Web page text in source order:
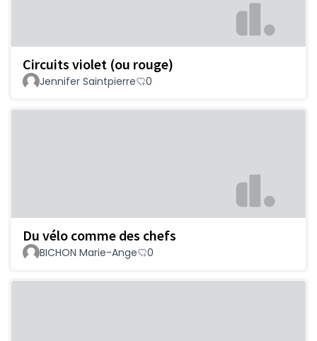
Circuits violet (ou rouge)
Jennifer Saintpierre 0
Du vélo comme des chefs
BICHON Marie-Ange 0